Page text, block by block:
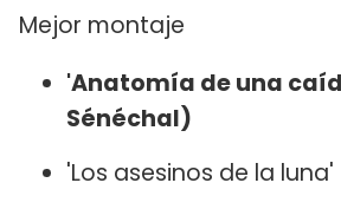
Mejor montaje
'Anatomía de una
Sénéchal)
'Los asesinos de la